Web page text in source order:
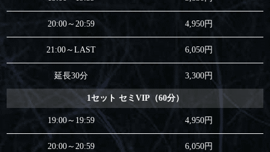
20:00～20:59 4,950円
21:00～LAST 6,050円
延長30分 3,300円
1セット セミVIP（60分）
19:00～19:59 4,950円
20:00～20:59 6,050円